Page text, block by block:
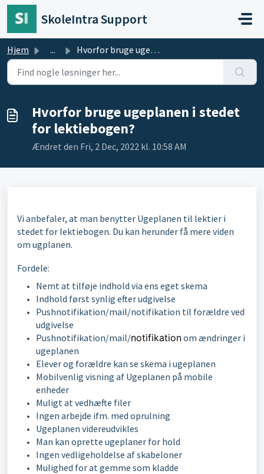
Gå til hovedindhold
SkoleIntra Support
Hjem ... Hvorfor bruge ugeplanen i stedet for lektiebogen?
Hvorfor bruge ugeplanen i stedet
for lektiebogen?
Ændret den Fri, 2 Dec, 2022 kl. 10:58 AM
Vi anbefaler, at man benytter Ugeplanen til lektier i
stedet for lektiebogen. Du kan herunder få mere viden
om ugplanen.
Fordele:
Nemt at tilføje indhold via ens eget skema
Indhold først synlig efter udgivelse
Pushnotifikation/mail/notifikation til forældre ved
udgivelse
Pushnotifikation/mail/notifikationom ændringer i
ugeplanen
Elever og forældre kan se skema i ugeplanen
Mobilvenlig visning af Ugeplanen på mobile
enheder
Muligt at vedhæfte filer
Ingen arbejde ifm. med oprulning
Ugeplanen videreudvikles
Man kan oprette ugeplaner for hold
Ingen vedligeholdelse af skabeloner
Mulighed for at gemme som kladde